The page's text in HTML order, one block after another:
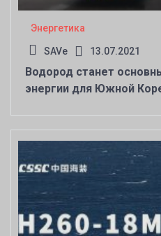
Энергетика
SAVe 13.07.2021
Водород станет
энергии для Южной